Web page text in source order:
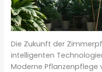
Die Zukunft der
intelligenten
Moderne